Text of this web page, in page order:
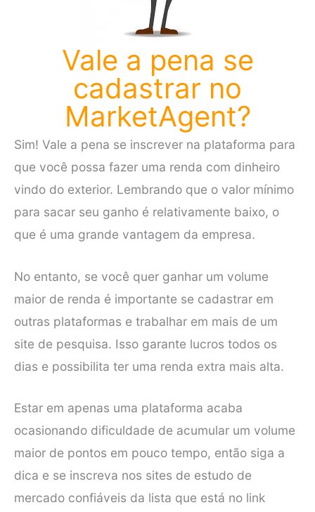
Vale a pena se
cadastrar no
MarketAgent?
Sim! Vale a pena se inscrever na plataforma para
que você possa fazer uma renda com dinheiro
vindo do exterior. Lembrando que o valor mínimo
para sacar seu ganho é relativamente baixo, o
que é uma grande vantagem da empresa.
No entanto, se você quer ganhar um volume
maior de renda é importante se cadastrar em
outras plataformas e trabalhar em mais de um
site de pesquisa. Isso garante lucros todos os
dias e possibilita ter uma renda extra mais alta.
Estar em apenas uma plataforma acaba
ocasionando dificuldade de acumular um volume
maior de pontos em pouco tempo, então siga a
dica e se inscreva nos sites de estudo de
mercado confiáveis da lista que está no link